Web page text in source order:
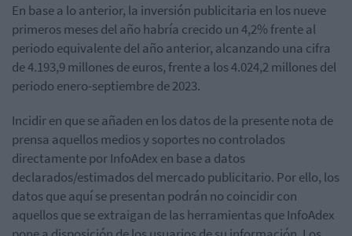
En base a lo anterior, la inversión publicitaria en los nueve
primeros meses del año habría crecido un4,2% frenteal
periodo equivalentedelaño anterior, alcanzando una cifra
de4.193,9 millones de euros, frente a los 4.024,2 millones del
periodo enero-septiembre de 2023.
Incidir en que se añaden en los datos de la presente nota de
prensa aquellos medios y soportes no controlados
directamente por InfoAdex en base a datos
declarados/estimados del mercado publicitario. Por ello, los
datos que aquí se presentan podrán no coincidir con
aquellos que se extraigan de las herramientas que InfoAdex